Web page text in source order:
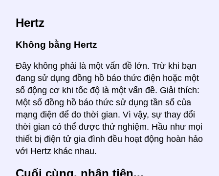
Hertz
Không bằng Hertz
Đây không phải là một vấn đề lớn. Trừ khi bạn
đang sử dụng đồng hồ báo thức điện hoặc một
số động cơ khi tốc độ là một vấn đề. Giải thích:
Một số đồng hồ báo thức sử dụng tần số của
mạng điện để đo thời gian. Vì vậy, sự thay đổi
thời gian có thể được thử nghiệm. Hầu như mọi
thiết bị điện tử gia đình đều hoạt động hoàn hảo
với Hertz khác nhau.
Cuối cùng, nhân tiện...